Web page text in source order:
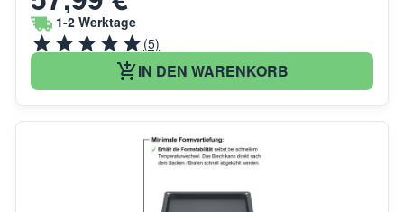
1-2 Werktage
(5)
IN DEN WARENKORB